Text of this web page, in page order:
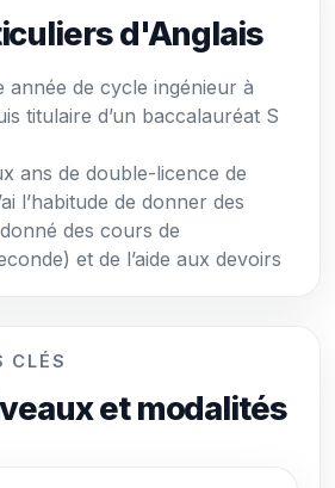
d'Anglais
année de cycle ingénieur à
titulaire d’un baccalauréat S
ans de double-licence de
l’habitude de donner des
des cours de
et de l’aide aux devoirs
CLÉS
et modalités